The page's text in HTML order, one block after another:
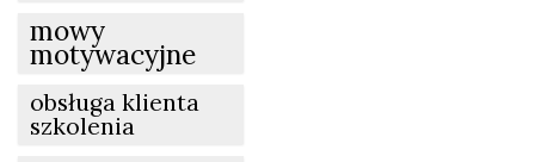
mowy
motywacyjne
obsługa klienta
szkolenia